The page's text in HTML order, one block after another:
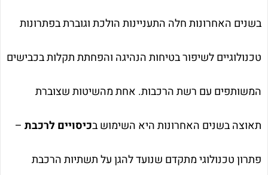
בשנים האחרונות חלה התעניינות הולכת וגוברת בפתרונות
טכנולוגיים לשיפור בטיחות הנהיגה והפחתת תקלות בכבישים
המשותפים עם רשת הרכבות. אחת מהשיטות שצוברת
תאוצה בשנים האחרונות היא השימוש בכיסויים לרכבת –
פתרון טכנולוגי מתקדם שנועד להגן על תשתיות הרכבת